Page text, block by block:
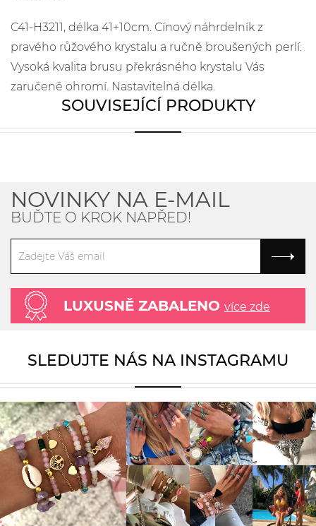
C41-H3211, délka 41+10cm. Cínový náhrdelník z
pravého růžového krystalu a ručně broušených perlí.
Vysoká kvalita brusu překrásného krystalu Vás
zaručeně ohromí. Nastavitelná délka.
SOUVISEJÍCÍ PRODUKTY
NOVINKY NA E-MAIL
BUĎTE O KROK NAPŘED!
LUXUSNĚ ZABALENO více zde
SLEDUJTE NÁS NA INSTAGRAMU